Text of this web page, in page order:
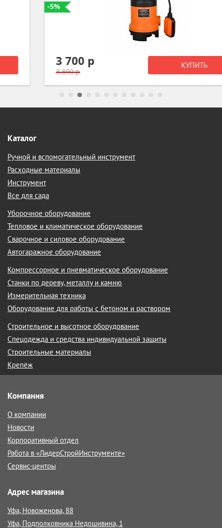
3 700 р
Каталог
Ручной и вспомогательный инструмент
Расходные материалы
Инструмент
Все для сада
Уборочное оборудование
Тепловое и климатическое оборудование
Сварочное и силовое оборудование
Автогаражное оборудование
Компрессорное и пневматическое оборудование
Станки по дереву, металлу и камню
Измерительная техника
Оборудование для работы с бетоном и раствором
Строительное и высотное оборудование
Спецодежда и средства индивидуальной защиты
Строительные материалы
Крепёж
Компания
О компании
Новости
Корпоративный отдел
Работа в «ЛидерСтройИнструменте»
Сервис-центры
Адрес магазина
Уфа, Новоженова, 88
Уфа, Подполковника Недошивина, 1